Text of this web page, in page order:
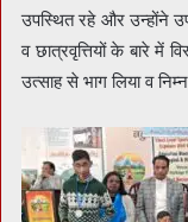
उपस्थित रहे और उन्होंने
व छात्रवृत्तियों के बारे में
उत्साह से भाग लिया व